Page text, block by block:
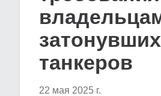
затонувших
танкеров
22 мая 2025 г.